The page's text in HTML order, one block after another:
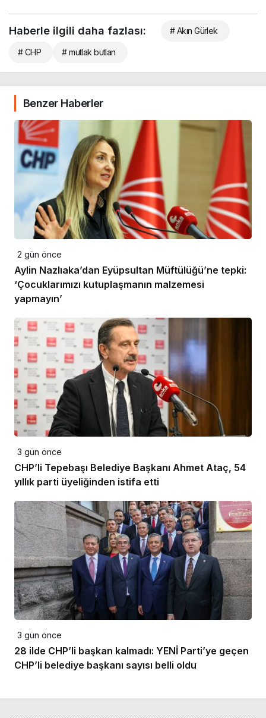
Haberle ilgili daha fazlası: # Akın Gürlek
# CHP # mutlak butlan
Benzer Haberler
2 gün önce
Aylin Nazlıaka’dan Eyüpsultan Müftülüğü’ne tepki:
‘Çocuklarımızı kutuplaşmanın malzemesi
yapmayın’
3 gün önce
CHP’li Tepebaşı Belediye Başkanı Ahmet Ataç, 54
yıllık parti üyeliğinden istifa etti
3 gün önce
28 ilde CHP’li başkan kalmadı: YENİ Parti’ye geçen
CHP’li belediye başkanı sayısı belli oldu